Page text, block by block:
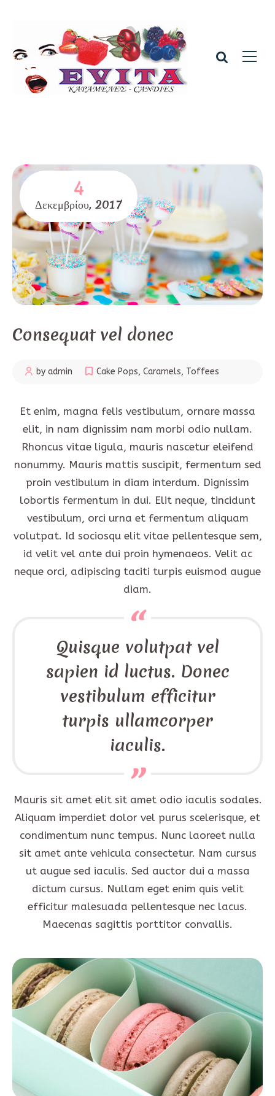
4
Δεκεμβρίου, 2017
Consequat vel donec
by admin Cake Pops, Caramels, Toffees
Et enim, magna felis vestibulum, ornare massa
elit, in nam dignissim nam morbi odio nullam.
Rhoncus vitae ligula, mauris nascetur eleifend
nonummy. Mauris mattis suscipit, fermentum sed
proin vestibulum in diam interdum. Dignissim
lobortis fermentum in dui. Elit neque, tincidunt
vestibulum, orci urna et fermentum aliquam
volutpat. Id sociosqu elit vitae pellentesque sem,
id velit vel ante dui proin hymenaeos. Velit ac
neque orci, adipiscing taciti turpis euismod augue
diam.
Quisque volutpat vel
sapien id luctus. Donec
vestibulum efficitur
turpis ullamcorper
iaculis.
Mauris sit amet elit sit amet odio iaculis sodales.
Aliquam imperdiet dolor vel purus scelerisque, et
condimentum nunc tempus. Nunc laoreet nulla
sit amet ante vehicula consectetur. Nam cursus
ut augue sed iaculis. Sed auctor dui a massa
dictum cursus. Nullam eget enim quis velit
efficitur malesuada pellentesque nec lacus.
Maecenas sagittis porttitor convallis.